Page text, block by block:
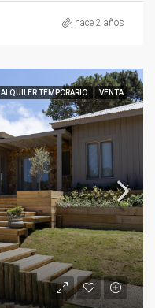
hace 2 años
ALQUILER TEMPORARIO VENTA